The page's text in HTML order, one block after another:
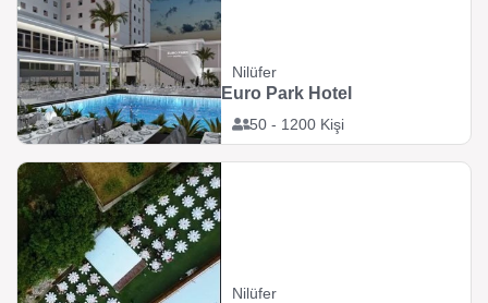
Nilüfer
50 - 1200 Kişi
Euro Park Hotel
Nilüfer